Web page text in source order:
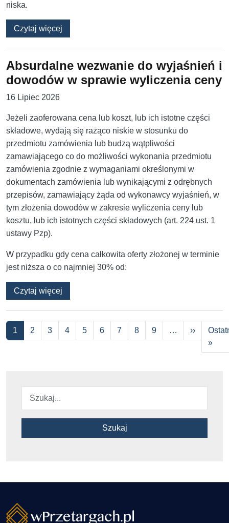
niska.
Czytaj więcej
Absurdalne wezwanie do wyjaśnień i
dowodów w sprawie wyliczenia ceny
16 Lipiec 2026
Jeżeli zaoferowana cena lub koszt, lub ich istotne części
składowe, wydają się rażąco niskie w stosunku do
przedmiotu zamówienia lub budzą wątpliwości
zamawiającego co do możliwości wykonania przedmiotu
zamówienia zgodnie z wymaganiami określonymi w
dokumentach zamówienia lub wynikającymi z odrębnych
przepisów, zamawiający żąda od wykonawcy wyjaśnień, w
tym złożenia dowodów w zakresie wyliczenia ceny lub
kosztu, lub ich istotnych części składowych (art. 224 ust. 1
ustawy Pzp).
W przypadku gdy cena całkowita oferty złożonej w terminie
jest niższa o co najmniej 30% od:
Czytaj więcej
Stronicowanie
1 2 3 4 5 6 7 8 9 … ››
»
Szukaj